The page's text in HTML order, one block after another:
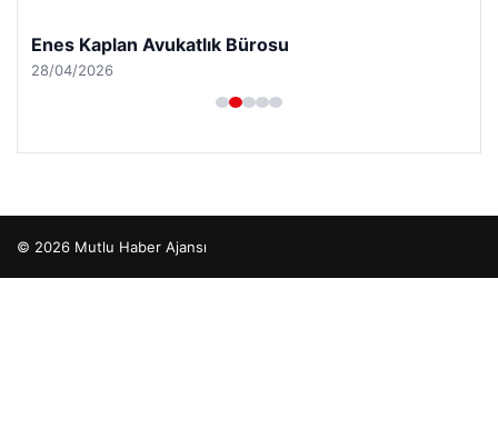
Enes Kaplan Avukatlık Bürosu
28/04/2026
© 2026 Mutlu Haber Ajansı